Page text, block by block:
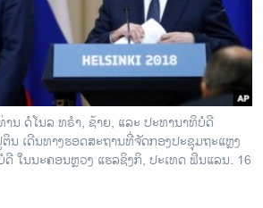
ຈີ
ນ ດໍໂນລ ທຣຳ, ຊ້າຍ, ແລະ ປະທານາທິບໍດີ
ນ ເດີນທາງຮອດສະຖານທີ່ຈັດກອງປະຊຸມຖະແຫຼງ
ໃນນະຄອນຫຼວງ ແຮລຊິງກິ, ປະເທດ ຟິນແລນ. 16